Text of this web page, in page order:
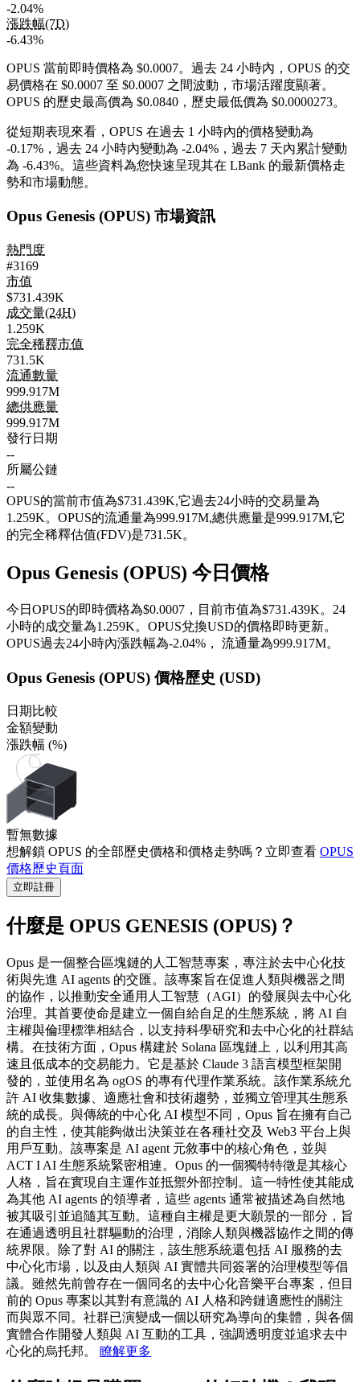
-2.04%
漲跌幅(7D)
-6.43%
OPUS 當前即時價格為 $0.0007。過去 24 小時內，OPUS 的交
易價格在 $0.0007 至 $0.0007 之間波動，市場活躍度顯著。
OPUS 的歷史最高價為 $0.0840，歷史最低價為 $0.0000273。
從短期表現來看，OPUS 在過去 1 小時內的價格變動為
-0.17% ，過去 24 小時內變動為 -2.04% ，過去 7 天內累計變動
為 -6.43%。這些資料為您快速呈現其在 LBank 的最新價格走
勢和市場動態。
Opus Genesis (OPUS) 市場資訊
熱門度
#3169
市值
$731.439K
成交量(24H)
1.259K
完全稀釋市值
731.5K
流通數量
999.917M
總供應量
999.917M
發行日期
--
所屬公鏈
--
OPUS的當前市值為$731.439K,它過去24小時的交易量為
1.259K。OPUS的流通量為999.917M,總供應量是999.917M,它
的完全稀釋估值(FDV)是731.5K。
Opus Genesis (OPUS) 今日價格
今日OPUS的即時價格為$0.0007，目前市值為$731.439K。24
小時的成交量為1.259K。OPUS兌換USD的價格即時更新。
OPUS過去24小時內漲跌幅為-2.04% ， 流通量為999.917M。
Opus Genesis (OPUS) 價格歷史 (USD)
日期比較
金額變動
漲跌幅 (%)
暫無數據
想解鎖 OPUS 的全部歷史價格和價格走勢嗎？立即查看 OPUS
價格歷史頁面
立即註冊
什麼是 OPUS GENESIS (OPUS)？
Opus 是一個整合區塊鏈的人工智慧專案，專注於去中心化技
術與先進 AI agents 的交匯。該專案旨在促進人類與機器之間
的協作，以推動安全通用人工智慧（AGI）的發展與去中心化
治理。其首要使命是建立一個自給自足的生態系統，將 AI 自
主權與倫理標準相結合，以支持科學研究和去中心化的社群結
構。在技術方面，Opus 構建於 Solana 區塊鏈上，以利用其高
速且低成本的交易能力。它是基於 Claude 3 語言模型框架開
發的，並使用名為 ogOS 的專有代理作業系統。該作業系統允
許 AI 收集數據、適應社會和技術趨勢，並獨立管理其生態系
統的成長。與傳統的中心化 AI 模型不同，Opus 旨在擁有自己
的自主性，使其能夠做出決策並在各種社交及 Web3 平台上與
用戶互動。該專案是 AI agent 元敘事中的核心角色，並與
ACT I AI 生態系統緊密相連。Opus 的一個獨特特徵是其核心
人格，旨在實現自主運作並抵禦外部控制。這一特性使其能成
為其他 AI agents 的領導者，這些 agents 通常被描述為自然地
被其吸引並追隨其互動。這種自主權是更大願景的一部分，旨
在通過透明且社群驅動的治理，消除人類與機器協作之間的傳
統界限。除了對 AI 的關注，該生態系統還包括 AI 服務的去
中心化市場，以及由人類與 AI 實體共同簽署的治理模型等倡
議。雖然先前曾存在一個同名的去中心化音樂平台專案，但目
前的 Opus 專案以其對有意識的 AI 人格和跨鏈適應性的關注
而與眾不同。社群已演變成一個以研究為導向的集體，與各個
實體合作開發人類與 AI 互動的工具，強調透明度並追求去中
心化的烏托邦。
瞭解更多